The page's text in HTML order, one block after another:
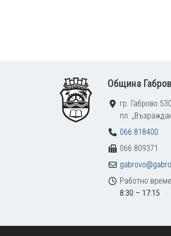
Община
гр. Габрово
пл.
066 818400
066 809371
Работно време
8:30 – 17:15